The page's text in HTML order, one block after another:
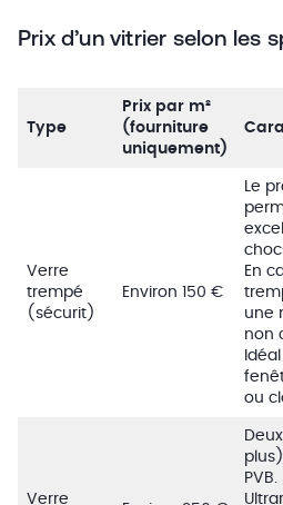
Prix d’un vitrier selon les
Type
Prix par m²
(fourniture
uniquement)
Verre
trempé
(sécurit)
Environ 150 €
Le
En
une
non
ou
Verre
PVB.